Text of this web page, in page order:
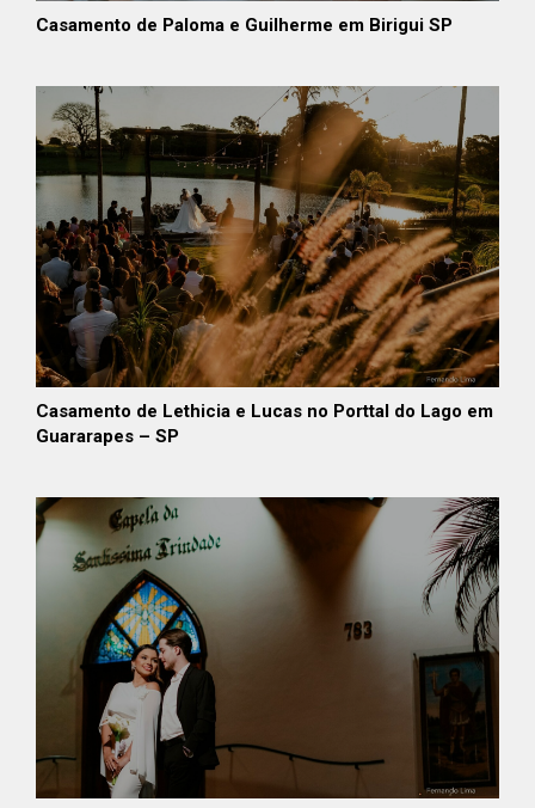
Casamento de Paloma e Guilherme em Birigui SP
Casamento de Lethicia e Lucas no Porttal do Lago em
Guararapes – SP